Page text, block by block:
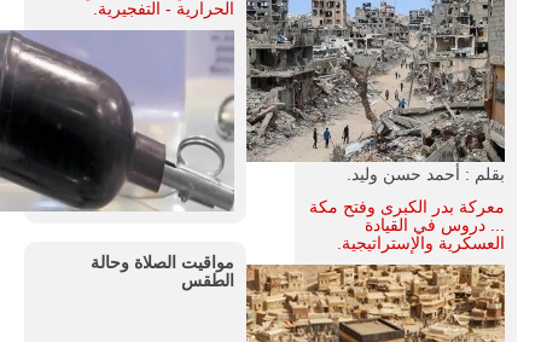
بقلم : أحمد حسن وليد.
معركة بدر الكبرى وفتح مكة
... دروس في القيادة
العسكرية والإستراتيجية.
الحرارية - التفجيرية.
مواقيت الصلاة وحالة
الطقس